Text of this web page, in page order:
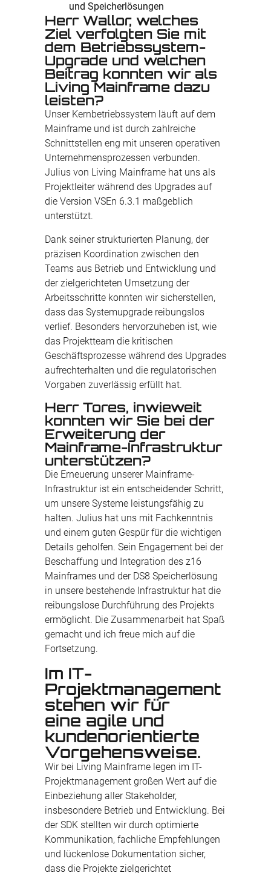
und Speicherlösungen
Herr Wallor, welches
Ziel verfolgten Sie mit
dem Betriebssystem-
Upgrade und welchen
Beitrag konnten wir als
Living Mainframe dazu
leisten?
Unser Kernbetriebssystem läuft auf dem
Mainframe und ist durch zahlreiche
Schnittstellen eng mit unseren operativen
Unternehmensprozessen verbunden.
Julius von Living Mainframe hat uns als
Projektleiter während des Upgrades auf
die Version VSEn 6.3.1 maßgeblich
unterstützt.
Dank seiner strukturierten Planung, der
präzisen Koordination zwischen den
Teams aus Betrieb und Entwicklung und
der zielgerichteten Umsetzung der
Arbeitsschritte konnten wir sicherstellen,
dass das Systemupgrade reibungslos
verlief. Besonders hervorzuheben ist, wie
das Projektteam die kritischen
Geschäftsprozesse während des Upgrades
aufrechterhalten und die regulatorischen
Vorgaben zuverlässig erfüllt hat.
Herr Tores, inwieweit
konnten wir Sie bei der
Erweiterung der
Mainframe-Infrastruktur
unterstützen?
Die Erneuerung unserer Mainframe-
Infrastruktur ist ein entscheidender Schritt,
um unsere Systeme leistungsfähig zu
halten. Julius hat uns mit Fachkenntnis
und einem guten Gespür für die wichtigen
Details geholfen. Sein Engagement bei der
Beschaffung und Integration des z16
Mainframes und der DS8 Speicherlösung
in unsere bestehende Infrastruktur hat die
reibungslose Durchführung des Projekts
ermöglicht. Die Zusammenarbeit hat Spaß
gemacht und ich freue mich auf die
Fortsetzung.
Im IT-
Projektmanagement
stehen wir für
eine agile und
kundenorientierte
Vorgehensweise.
Wir bei Living Mainframe legen im IT-
Projektmanagement großen Wert auf die
Einbeziehung aller Stakeholder,
insbesondere Betrieb und Entwicklung. Bei
der SDK stellten wir durch optimierte
Kommunikation, fachliche Empfehlungen
und lückenlose Dokumentation sicher,
dass die Projekte zielgerichtet